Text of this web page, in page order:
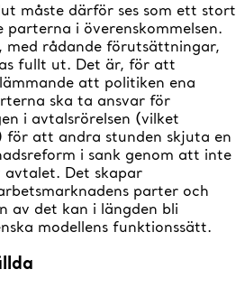
måste därför ses som ett stort
parterna i överenskommelsen.
med rådande förutsättningar,
fullt ut. Det är, för att
att politiken ena
ska ta ansvar för
i avtalsrörelsen (vilket
att andra stunden skjuta en
i sank genom att inte
avtalet. Det skapar
parter och
av det kan i längden bli
modellens funktionssätt.